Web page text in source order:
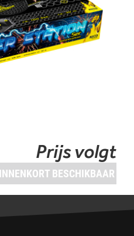
Prijs volgt
BESCHIKBAAR